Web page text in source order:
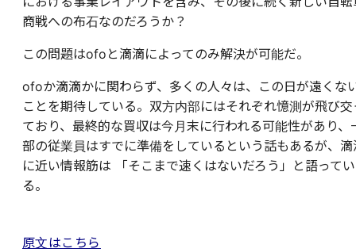
商戦への布石なのだろうか？
この問題はofoと滴滴によってのみ解決が可能だ。
ofoか滴滴かに関わらず、多くの人々は、この日が遠くな
ことを期待している。双方内部にはそれぞれ憶測が飛び交
ており、最終的な買収は今月末に行われる可能性があり、
部の従業員はすでに準備をしているという話もあるが、滴
に近い情報筋は 「そこまで速くはないだろう」と語ってい
る。
原文はこちら